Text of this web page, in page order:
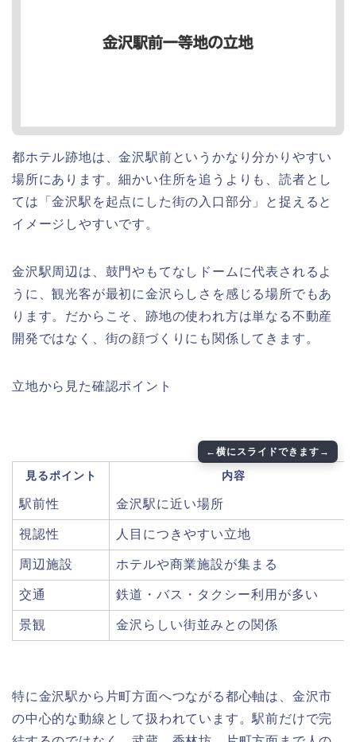
都ホテル跡地は、金沢駅前というかなり分かりやすい
場所にあります。細かい住所を追うよりも、読者とし
ては「金沢駅を起点にした街の入口部分」と捉えると
イメージしやすいです。
金沢駅周辺は、鼓門やもてなしドームに代表されるよ
うに、観光客が最初に金沢らしさを感じる場所でもあ
ります。だからこそ、跡地の使われ方は単なる不動産
開発ではなく、街の顔づくりにも関係してきます。
立地から見た確認ポイント
見るポイント 内容
駅前性 金沢駅に近い場所
視認性 人目につきやすい立地
周辺施設 ホテルや商業施設が集まる
交通 鉄道・バス・タクシー利用が多い
景観 金沢らしい街並みとの関係
特に金沢駅から片町方面へつながる都心軸は、金沢市
の中心的な動線として扱われています。駅前だけで完